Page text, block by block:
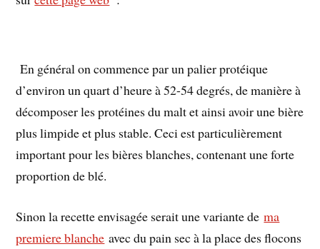
En général on commence par un palier protéique
d’environ un quart d’heure à 52-54 degrés, de manière à
décomposer les protéines du malt et ainsi avoir une bière
plus limpide et plus stable. Ceci est particulièrement
important pour les bières blanches, contenant une forte
proportion de blé.
Sinon la recette envisagée serait une variante dema
premiere blanche avec du pain sec à la place des flocons